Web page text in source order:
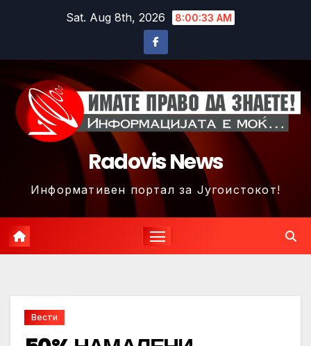
Sat. Aug 8th, 2026 8:00:36 AM
Radovis News
Информативен портал за Југоистокот!
Вести